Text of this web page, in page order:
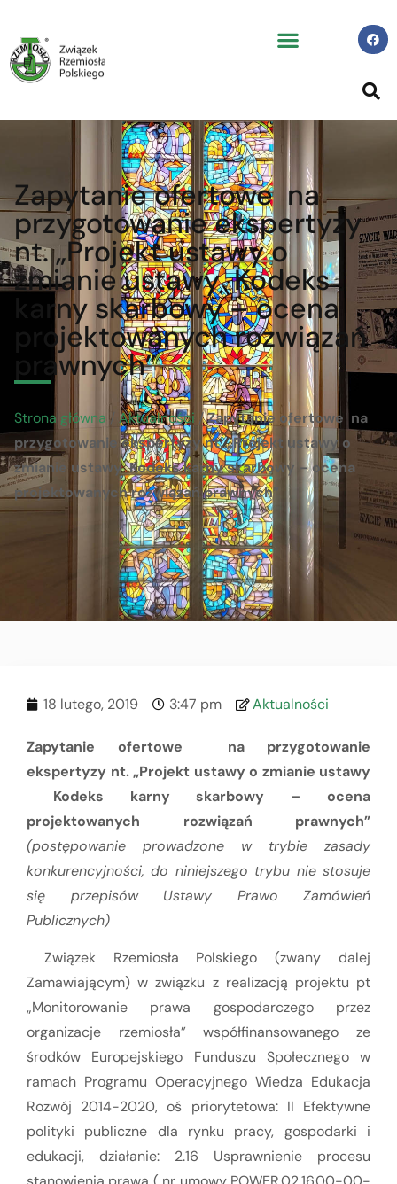
Zapytanie ofertowe na
przygotowanie ekspertyzy
nt. „Projekt ustawy o
zmianie ustawy Kodeks
karny skarbowy – ocena
projektowanych rozwiązań
prawnych”
Strona główna / Aktualności /Zapytanie ofertowe na
przygotowanie ekspertyzy nt. „Projekt ustawy o
zmianie ustawy Kodeks karny skarbowy – ocena
projektowanych rozwiązań prawnych”
18 lutego, 2019 3:47 pm Aktualności
Zapytanie ofertowe
na przygotowanie
ekspertyzy nt. „Projekt ustawy o zmianie ustawy
Kodeks karny skarbowy – ocena
projektowanych rozwiązań prawnych”
(postępowanie prowadzone w trybie zasady
konkurencyjności, do niniejszego trybu nie stosuje
się przepisów Ustawy Prawo Zamówień
Publicznych)
Związek Rzemiosła Polskiego (zwany dalej
Zamawiającym) w związku z realizacją projektu pt
„Monitorowanie prawa gospodarczego przez
organizacje rzemiosła” współfinansowanego ze
środków Europejskiego Funduszu Społecznego w
ramach Programu Operacyjnego Wiedza Edukacja
Rozwój 2014-2020, oś priorytetowa: II Efektywne
polityki publiczne dla rynku pracy, gospodarki i
edukacji, działanie: 2.16 Usprawnienie procesu